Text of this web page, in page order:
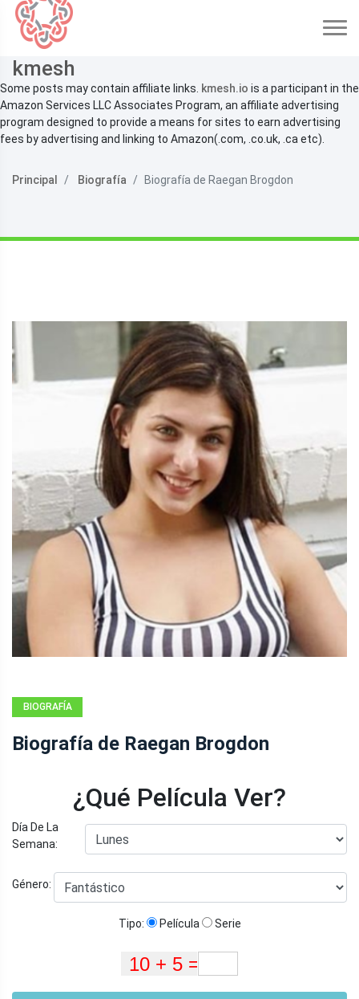
kmesh
Some posts may contain affiliate links. kmesh.io is a participant in the
Amazon Services LLC Associates Program, an affiliate advertising
program designed to provide a means for sites to earn advertising
fees by advertising and linking to Amazon(.com, .co.uk, .ca etc).
Principal Biografía Biografía de Raegan Brogdon
BIOGRAFÍA
Biografía de Raegan Brogdon
¿Qué Película Ver?
Día De La
Semana:
Género:
Tipo: Película Serie